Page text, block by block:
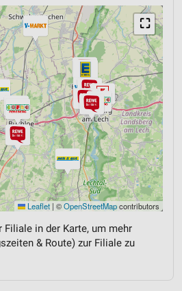
⛶
Leaflet | ©OpenStreetMapcontributors
in der Karte, um mehr
& Route) zur Filiale zu